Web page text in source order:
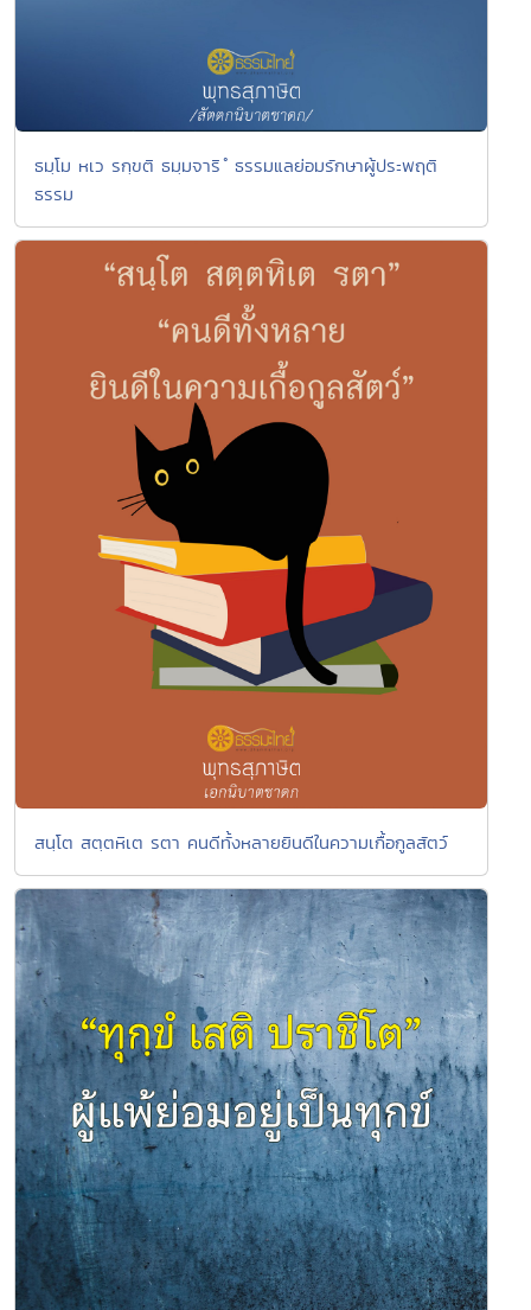
ธมฺโม หเว รกฺขติ ธมฺมจาริ ํ ธรรมแลย่อมรักษาผู้ประพฤติ
ธรรม
สนฺโต สตฺตหิเต รตา คนดีทั้งหลายยินดีในความเกื้อกูลสัตว์